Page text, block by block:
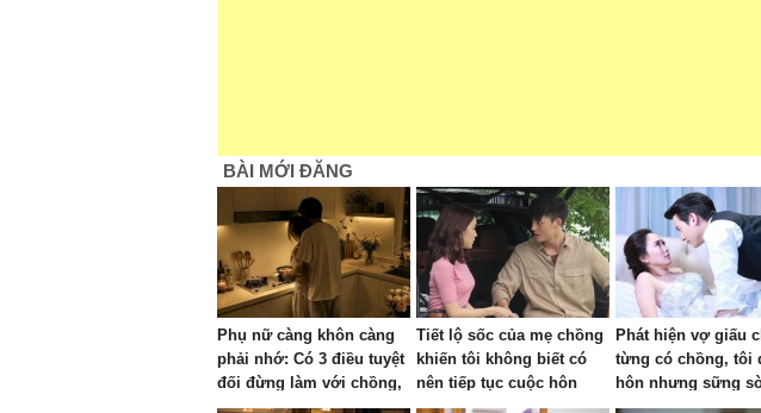
BÀI MỚI ĐĂNG
Phụ nữ càng khôn càng
phải nhớ: Có 3 điều tuyệt
đối đừng làm với chồng,
kẻo tự tay làm hao vận
Tiết lộ sốc của mẹ chồng
khiến tôi không biết có
nên tiếp tục cuộc hôn
nhân 7 năm nữa hay
Phát hiện vợ giấu
từng có chồng, tôi
hôn nhưng sững
nghe mẹ tôi buông